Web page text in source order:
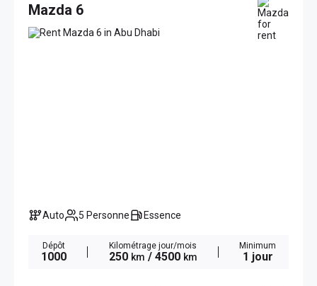
Mazda 6
Auto 5 Personne Essence
Dépôt
1000
Kilométrage jour/mois
250 km / 4500 km
Minimum
1 jour